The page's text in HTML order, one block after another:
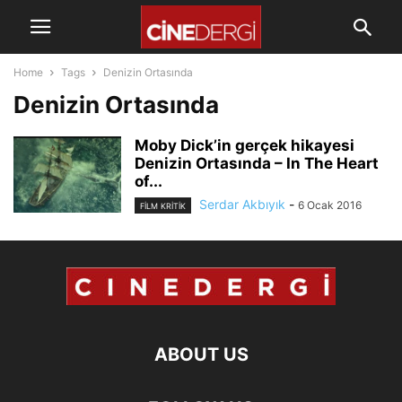
Home Tags Denizin Ortasında
Denizin Ortasında
Moby Dick’in gerçek hikayesi
Denizin Ortasında – In The Heart
of...
FILM KRITIK Serdar Akbıyık - 6 Ocak 2016
ABOUT US